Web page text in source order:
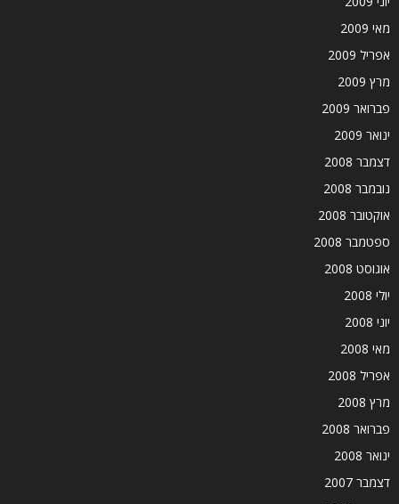
מאי 2009
אפריל 2009
מרץ 2009
פברואר 2009
ינואר 2009
דצמבר 2008
נובמבר 2008
אוקטובר 2008
ספטמבר 2008
אוגוסט 2008
יולי 2008
יוני 2008
מאי 2008
אפריל 2008
מרץ 2008
פברואר 2008
ינואר 2008
דצמבר 2007